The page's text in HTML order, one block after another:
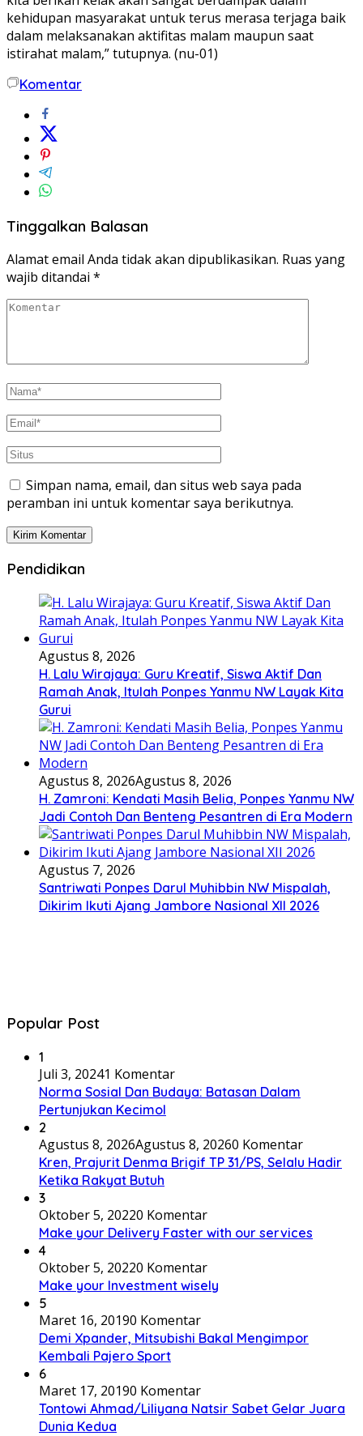
kehidupan masyarakat untuk terus merasa terjaga baik
dalam melaksanakan aktifitas malam maupun saat
istirahat malam,” tutupnya. (nu-01)
Komentar
Tinggalkan Balasan
Alamat email Anda tidak akan dipublikasikan. Ruas yang
wajib ditandai *
Simpan nama, email, dan situs web saya pada
peramban ini untuk komentar saya berikutnya.
Pendidikan
Agustus 8, 2026
H. Lalu Wirajaya: Guru Kreatif, Siswa Aktif Dan
Ramah Anak, Itulah Ponpes Yanmu NW Layak Kita
Gurui
Agustus 8, 2026Agustus 8, 2026
H. Zamroni: Kendati Masih Belia, Ponpes Yanmu NW
Jadi Contoh Dan Benteng Pesantren di Era Modern
Agustus 7, 2026
Santriwati Ponpes Darul Muhibbin NW Mispalah,
Dikirim Ikuti Ajang Jambore Nasional XII 2026
Popular Post
1
Juli 3, 20241 Komentar
Norma Sosial Dan Budaya: Batasan Dalam
Pertunjukan Kecimol
2
Agustus 8, 2026Agustus 8, 20260 Komentar
Kren, Prajurit Denma Brigif TP 31/PS, Selalu Hadir
Ketika Rakyat Butuh
3
Oktober 5, 20220 Komentar
Make your Delivery Faster with our services
4
Oktober 5, 20220 Komentar
Make your Investment wisely
5
Maret 16, 20190 Komentar
Demi Xpander, Mitsubishi Bakal Mengimpor
Kembali Pajero Sport
6
Maret 17, 20190 Komentar
Tontowi Ahmad/Liliyana Natsir Sabet Gelar Juara
Dunia Kedua